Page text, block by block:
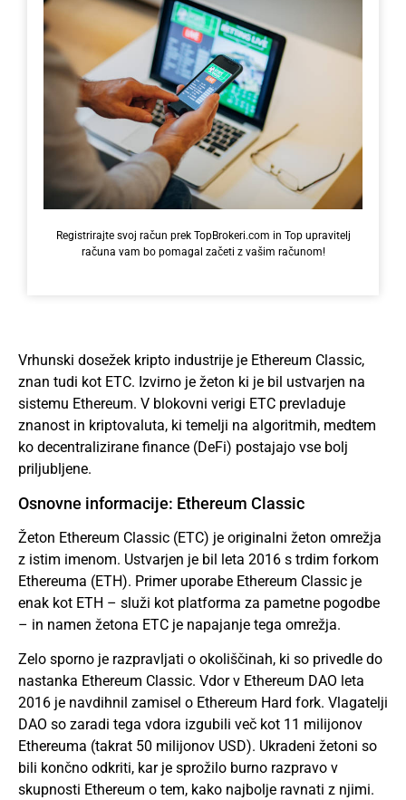
Registrirajte svoj račun prek TopBrokeri.com in Top upravitelj
računa vam bo pomagal začeti z vašim računom!
Vrhunski dosežek kripto industrije je Ethereum Classic,
znan tudi kot ETC. Izvirno je žeton ki je bil ustvarjen na
sistemu Ethereum. V blokovni verigi ETC prevladuje
znanost in kriptovaluta, ki temelji na algoritmih, medtem
ko decentralizirane finance (DeFi) postajajo vse bolj
priljubljene.
Osnovne informacije: Ethereum Classic
Žeton Ethereum Classic (ETC) je originalni žeton omrežja
z istim imenom. Ustvarjen je bil leta 2016 s trdim forkom
Ethereuma (ETH). Primer uporabe Ethereum Classic je
enak kot ETH – služi kot platforma za pametne pogodbe
– in namen žetona ETC je napajanje tega omrežja.
Zelo sporno je razpravljati o okoliščinah, ki so privedle do
nastanka Ethereum Classic. Vdor v Ethereum DAO leta
2016 je navdihnil zamisel o Ethereum Hard fork. Vlagatelji
DAO so zaradi tega vdora izgubili več kot 11 milijonov
Ethereuma (takrat 50 milijonov USD). Ukradeni žetoni so
bili končno odkriti, kar je sprožilo burno razpravo v
skupnosti Ethereum o tem, kako najbolje ravnati z njimi.